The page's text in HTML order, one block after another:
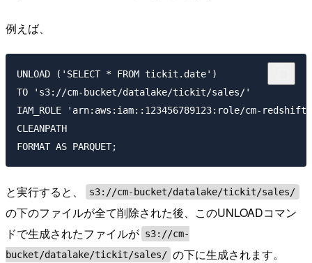
例えば、
UNLOAD ('SELECT * FROM tickit.date')
TO 's3://cm-bucket/datalake/tickit/sales/'
IAM_ROLE 'arn:aws:iam::123456789123:role/cm-
CLEANPATH
と実行すると、 s3://cm-bucket/datalake/tickit/sales/
の下のファイルが全て削除された後、このUNLOADコマン
ドで生成されたファイルが s3://cm-
bucket/datalake/tickit/sales/ の下に生成されます。